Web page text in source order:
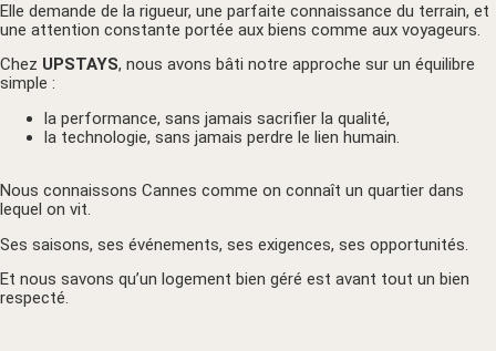
Elle demande de la rigueur, une parfaite connaissance du terrain, et
une attention constante portée aux biens comme aux voyageurs.
Chez UPSTAYS, nous avons bâti notre approche sur un équilibre
simple :
la performance, sans jamais sacrifier la qualité,
la technologie, sans jamais perdre le lien humain.
Nous connaissons Cannes comme on connaît un quartier dans
lequel on vit.
Ses saisons, ses événements, ses exigences, ses opportunités.
Et nous savons qu’un logement bien géré est avant tout un bien
respecté.